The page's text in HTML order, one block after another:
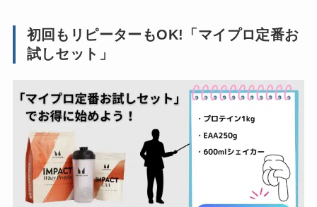
初回もリピーターもOK!「マイプロ定番お
試しセット」